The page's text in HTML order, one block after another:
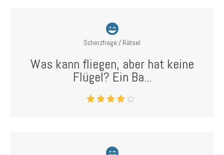
Scherzfrage / Rätsel
Was kann fliegen, aber hat keine
Flügel? Ein Ba...